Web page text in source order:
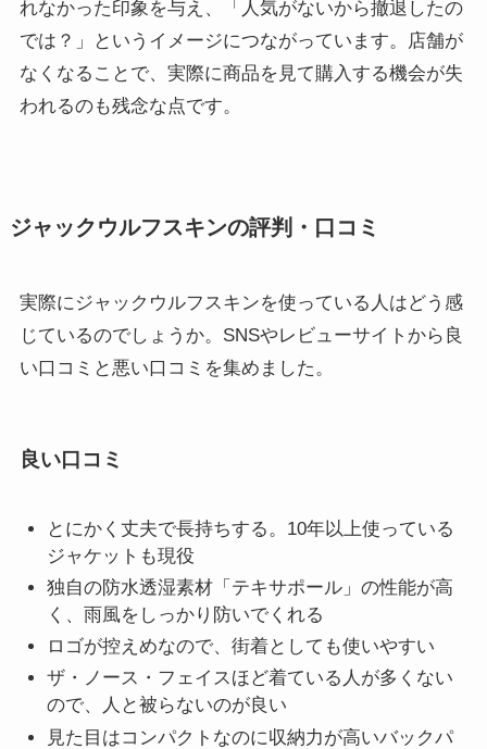
れなかった印象を与え、「人気がないから撤退したの
では？」というイメージにつながっています。店舗が
なくなることで、実際に商品を見て購入する機会が失
われるのも残念な点です。
ジャックウルフスキンの評判・口コミ
実際にジャックウルフスキンを使っている人はどう感
じているのでしょうか。SNSやレビューサイトから良
い口コミと悪い口コミを集めました。
良い口コミ
とにかく丈夫で長持ちする。10年以上使っている
ジャケットも現役
独自の防水透湿素材「テキサポール」の性能が高
く、雨風をしっかり防いでくれる
ロゴが控えめなので、街着としても使いやすい
ザ・ノース・フェイスほど着ている人が多くない
ので、人と被らないのが良い
見た目はコンパクトなのに収納力が高いバックパ